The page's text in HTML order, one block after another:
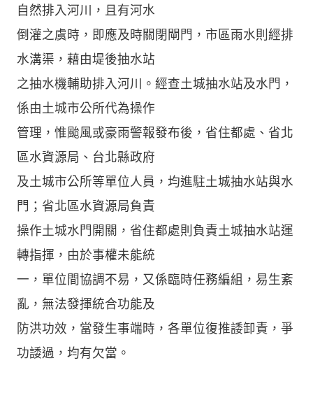
自然排入河川，且有河水
倒灌之虞時，即應及時關閉閘門，市區雨水則經排
水溝渠，藉由堤後抽水站
之抽水機輔助排入河川。經查土城抽水站及水門，
係由土城市公所代為操作
管理，惟颱風或豪雨警報發布後，省住都處、省北
區水資源局、台北縣政府
及土城市公所等單位人員，均進駐土城抽水站與水
門；省北區水資源局負責
操作土城水門開關，省住都處則負責土城抽水站運
轉指揮，由於事權未能統
一，單位間協調不易，又係臨時任務編組，易生紊
亂，無法發揮統合功能及
防洪功效，當發生事端時，各單位復推諉卸責，爭
功諉過，均有欠當。